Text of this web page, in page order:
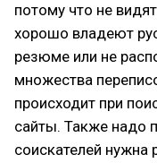
потому что не
хорошо владеют
резюме или не
множества
происходит при
сайты. Также надо
соискателей нужна